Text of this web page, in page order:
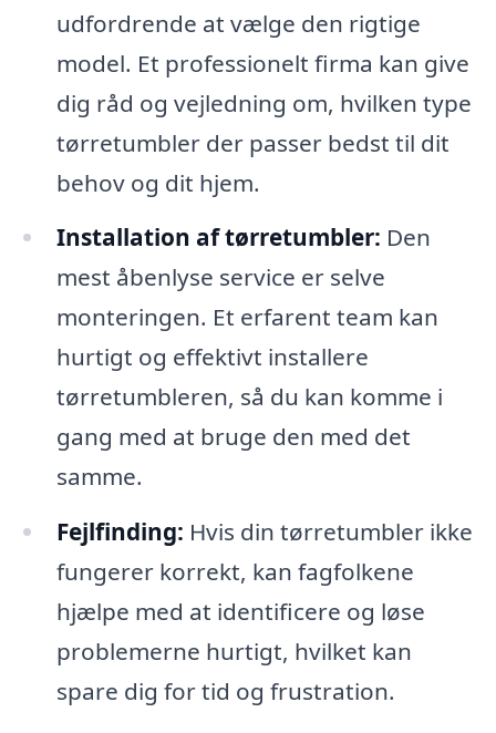
udfordrende at vælge den rigtige
model. Et professionelt firma kan give
dig råd og vejledning om, hvilken type
tørretumbler der passer bedst til dit
behov og dit hjem.
Installation af tørretumbler: Den
mest åbenlyse service er selve
monteringen. Et erfarent team kan
hurtigt og effektivt installere
tørretumbleren, så du kan komme i
gang med at bruge den med det
samme.
Fejlfinding: Hvis din tørretumbler ikke
fungerer korrekt, kan fagfolkene
hjælpe med at identificere og løse
problemerne hurtigt, hvilket kan
spare dig for tid og frustration.